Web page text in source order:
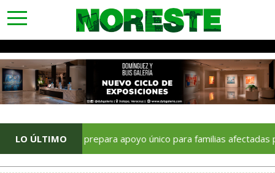
toggle
navigation
LO ÚLTIMO
Sedatu prepara apoyo único para familias afectadas por lluvias